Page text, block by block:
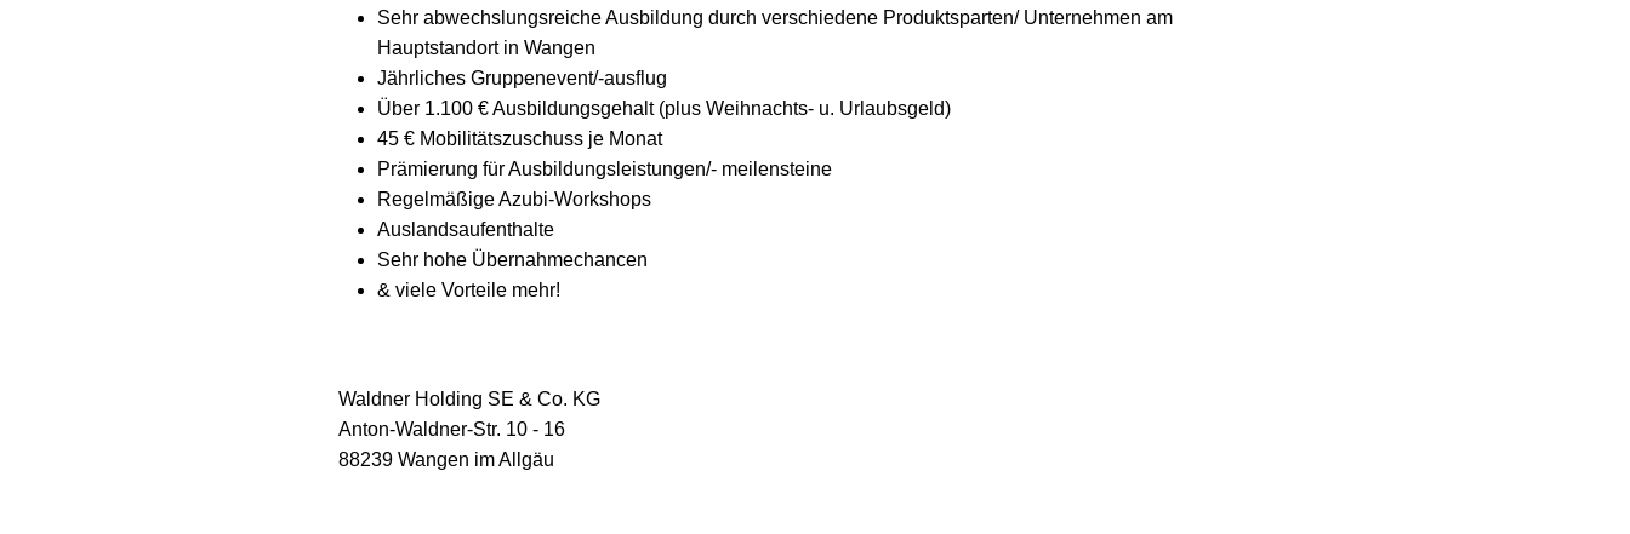
Sehr abwechslungsreiche Ausbildung durch verschiedene Produktsparten/ Unternehmen am
Hauptstandort in Wangen
Jährliches Gruppenevent/-ausflug
Über 1.100 € Ausbildungsgehalt (plus Weihnachts- u. Urlaubsgeld)
45 € Mobilitätszuschuss je Monat
Prämierung für Ausbildungsleistungen/- meilensteine
Regelmäßige Azubi-Workshops
Auslandsaufenthalte
Sehr hohe Übernahmechancen
& viele Vorteile mehr!
Waldner Holding SE & Co. KG
Anton-Waldner-Str. 10 - 16
88239 Wangen im Allgäu